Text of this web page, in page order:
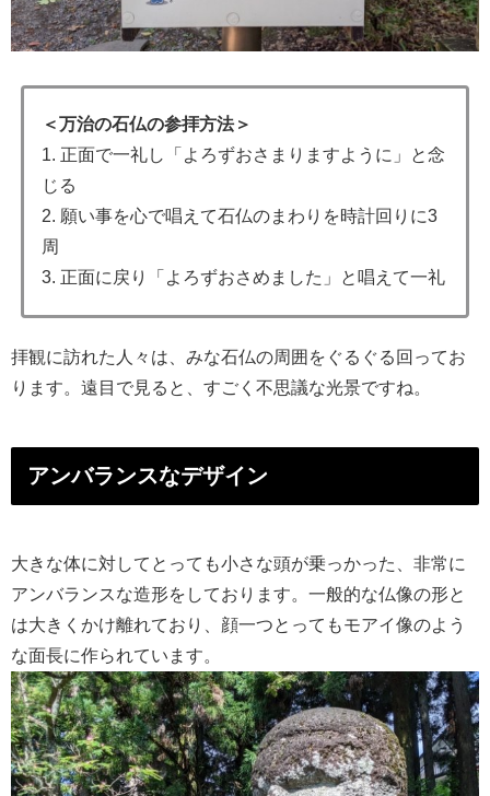
＜万治の石仏の参拝方法＞
1. 正面で一礼し「よろずおさまりますように」と念
じる
2. 願い事を心で唱えて石仏のまわりを時計回りに3
周
3. 正面に戻り「よろずおさめました」と唱えて一礼
拝観に訪れた人々は、みな石仏の周囲をぐるぐる回ってお
ります。遠目で見ると、すごく不思議な光景ですね。
アンバランスなデザイン
大きな体に対してとっても小さな頭が乗っかった、非常に
アンバランスな造形をしております。一般的な仏像の形と
は大きくかけ離れており、顔一つとってもモアイ像のよう
な面長に作られています。